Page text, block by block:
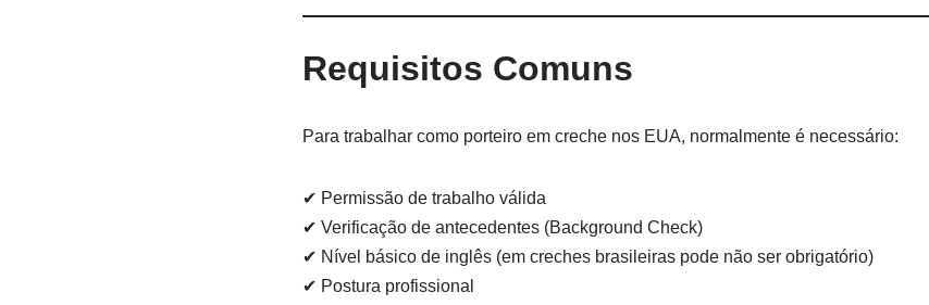
Requisitos Comuns
Para trabalhar como porteiro em creche nos EUA, normalmente é necessário:
✔ Permissão de trabalho válida
✔ Verificação de antecedentes (Background Check)
✔ Nível básico de inglês (em creches brasileiras pode não ser obrigatório)
✔ Postura profissional